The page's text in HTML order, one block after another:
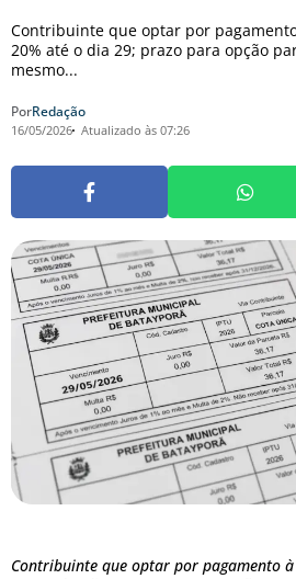
Contribuinte que optar por
20% até o dia 29; prazo para opção
mesmo...
PorRedação
16/05/2026 Atualizado às 07:26
Contribuinte que optar por pagamento